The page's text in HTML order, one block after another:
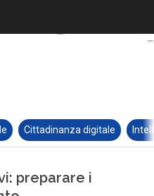
Cittadinanza digitale
preparare i